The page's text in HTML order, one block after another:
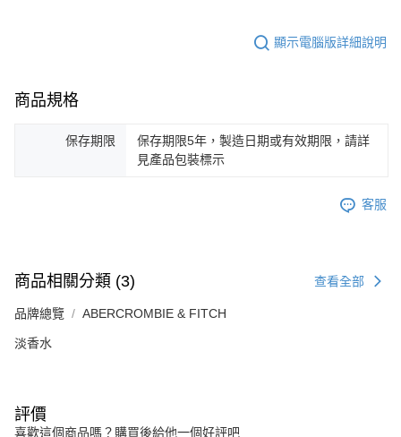
顯示電腦版詳細說明
商品規格
保存期限
保存期限5年，製造日期或有效期限，請詳
見產品包裝標示
客服
商品相關分類 (3) 查看全部
品牌總覽 ABERCROMBIE & FITCH
淡香水
評價
喜歡這個商品嗎？購買後給他一個好評吧